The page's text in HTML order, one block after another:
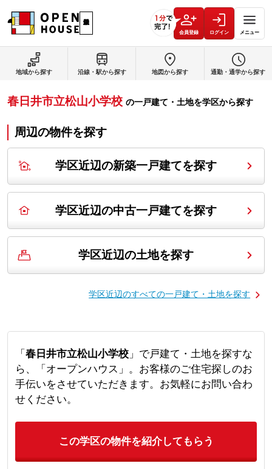
会員登録 ログイン メニュー
地域から探す 沿線・駅から探す 地図から探す 通勤・通学から探す
春日井市立松山小学校 の一戸建て・土地を学区から探す
周辺の物件を探す
学区近辺の新築一戸建てを探す
学区近辺の中古一戸建てを探す
学区近辺の土地を探す
学区近辺のすべての一戸建て・土地を探す
「 春日井市立松山小学校」で戸建て・土地を探すな
ら、「オープンハウス」。お客様のご住宅探しのお
手伝いをさせていただきます。お気軽にお問い合わ
せください。
この学区の物件を紹介してもらう